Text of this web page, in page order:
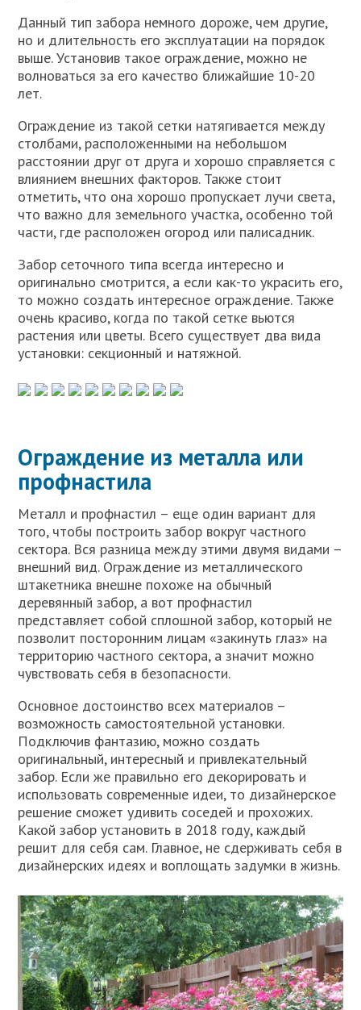
Данный тип забора немного дороже, чем другие,
но и длительность его эксплуатации на порядок
выше. Установив такое ограждение, можно не
волноваться за его качество ближайшие 10-20
лет.
Ограждение из такой сетки натягивается между
столбами, расположенными на небольшом
расстоянии друг от друга и хорошо справляется с
влиянием внешних факторов. Также стоит
отметить, что она хорошо пропускает лучи света,
что важно для земельного участка, особенно той
части, где расположен огород или палисадник.
Забор сеточного типа всегда интересно и
оригинально смотрится, а если как-то украсить его,
то можно создать интересное ограждение. Также
очень красиво, когда по такой сетке вьются
растения или цветы. Всего существует два вида
установки: секционный и натяжной.
Ограждение из металла или
профнастила
Металл и профнастил – еще один вариант для
того, чтобы построить забор вокруг частного
сектора. Вся разница между этими двумя видами –
внешний вид. Ограждение из металлического
штакетника внешне похоже на обычный
деревянный забор, а вот профнастил
представляет собой сплошной забор, который не
позволит посторонним лицам «закинуть глаз» на
территорию частного сектора, а значит можно
чувствовать себя в безопасности.
Основное достоинство всех материалов –
возможность самостоятельной установки.
Подключив фантазию, можно создать
оригинальный, интересный и привлекательный
забор. Если же правильно его декорировать и
использовать современные идеи, то дизайнерское
решение сможет удивить соседей и прохожих.
Какой забор установить в 2018 году, каждый
решит для себя сам. Главное, не сдерживать себя в
дизайнерских идеях и воплощать задумки в жизнь.